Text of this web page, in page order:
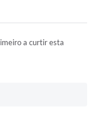
a curtir esta